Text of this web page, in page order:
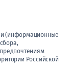
(информационные
Российской